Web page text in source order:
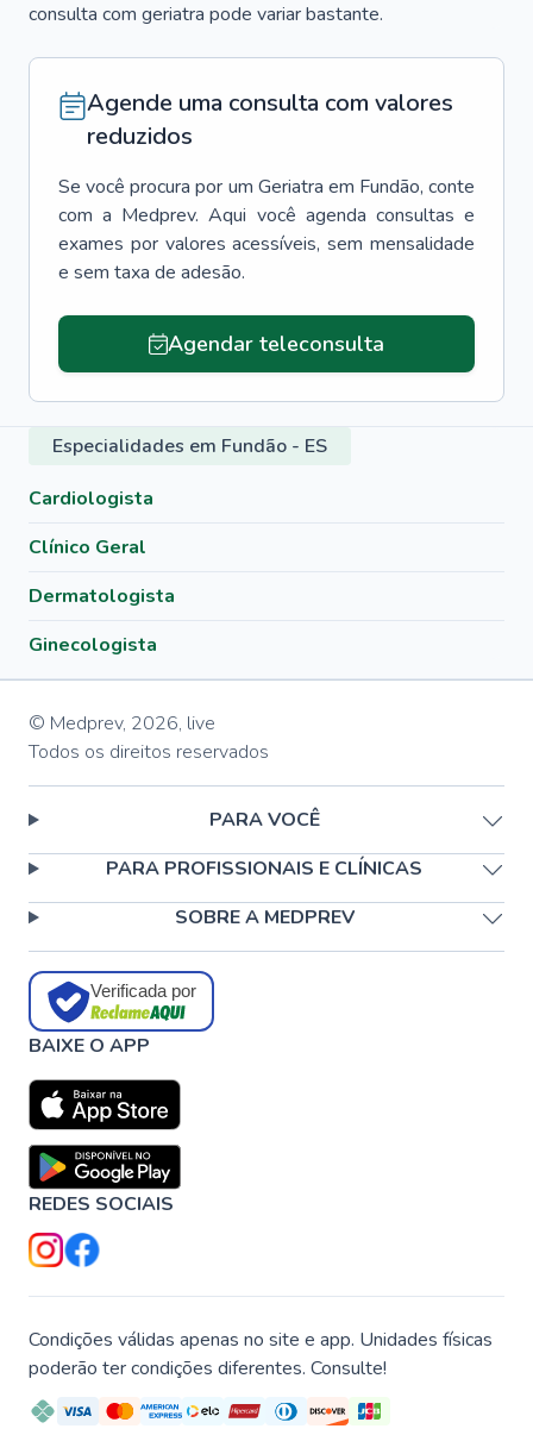
consulta com geriatra pode variar bastante.
Agende uma consulta com valores
reduzidos
Se você procura por um Geriatra em Fundão, conte
com a Medprev. Aqui você agenda consultas e
exames por valores acessíveis, sem mensalidade
e sem taxa de adesão.
Agendar teleconsulta
Especialidades em Fundão - ES
Cardiologista
Clínico Geral
Dermatologista
Ginecologista
© Medprev, 2026, live
Todos os direitos reservados
PARA VOCÊ
PARA PROFISSIONAIS E CLÍNICAS
SOBRE A MEDPREV
Verificada por
BAIXE O APP
REDES SOCIAIS
Condições válidas apenas no site e app. Unidades físicas
poderão ter condições diferentes. Consulte!